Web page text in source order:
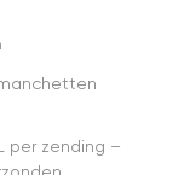
per zending –